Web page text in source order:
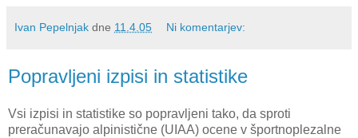
Ivan Pepelnjak dne 11.4.05 Ni komentarjev:
Popravljeni izpisi in statistike
Vsi izpisi in statistike so popravljeni tako, da sproti
preračunavajo alpinistične (UIAA) ocene v športnoplezalne